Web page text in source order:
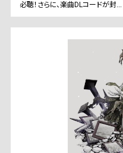
必聴！さらに、楽曲DLコードが封...